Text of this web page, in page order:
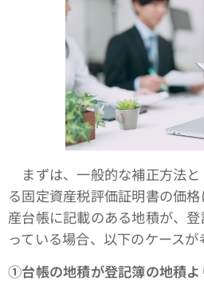
まずは、一般的な補正方法と
る固定資産税評価証明書の価
産台帳に記載のある地積が、
っている場合、以下のケースが
①台帳の地積が登記簿の地積よ